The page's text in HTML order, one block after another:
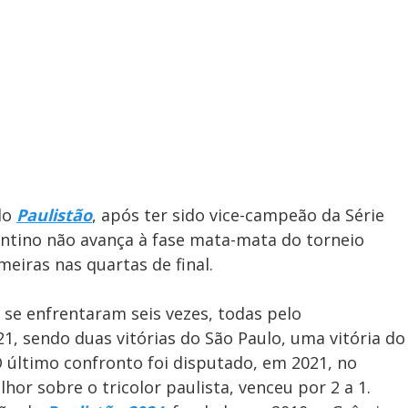
Paulistão, após ter sido vice-campeão da Série
não avança à fase mata-mata do torneio
nas quartas de final.
enfrentaram seis vezes, todas pelo
sendo duas vitórias do São Paulo, uma vitória do
confronto foi disputado, em 2021, no
sobre o tricolor paulista, venceu por 2 a 1.